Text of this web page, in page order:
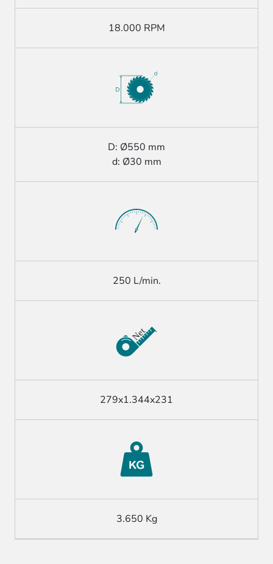
18.000 RPM
D: Ø550 mm
d: Ø30 mm
250 L/min.
279x1.344x231
3.650 Kg